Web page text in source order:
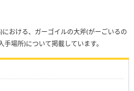
における、ガーゴイルの大斧(がーごいるの
場所)について掲載しています。